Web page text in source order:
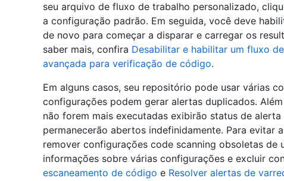
seu arquivo de fluxo de trabalho personalizado,
a configuração padrão. Em seguida, você deve
de novo para começar a disparar e carregar os
saber mais, confira Desabilitar e habilitar um fluxo
avançada para verificação de código.
Em alguns casos, seu repositório pode usar várias
configurações podem gerar alertas duplicados.
não forem mais executadas exibirão status de
permanecerão abertos indefinidamente. Para evitar
remover configurações code scanning obsoletas de
informações sobre várias configurações e excluir
escaneamento de código e Resolver alertas de